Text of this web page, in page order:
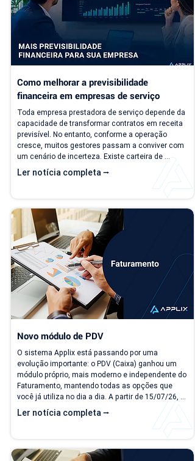
Como melhorar a previsibilidade
financeira em empresas de serviço
Toda empresa prestadora de serviço depende da
capacidade de transformar contratos em receita
previsível. No entanto, conforme a operação
cresce, muitos gestores passam a conviver com
um cenário de incerteza. Existe carteira de
clientes, há contratos ativos e novos negócios
acontecendo, mas responder perguntas simples,
como "quanto a empresa deve faturar no próximo
mês?", torna-se cada vez mais difícil. Essa falta
de previsibilidade financeira afeta decisões
importantes, como investimentos,...
Ler notícia completa ⭢
Novo módulo de PDV
O sistema Applix está passando por uma
evolução importante: o PDV (Caixa) ganhou um
módulo próprio, mais moderno e independente do
Faturamento, mantendo todas as opções que
você já utiliza no dia a dia. A partir de 15/07/26,
as duas versões ficam disponíveis ao mesmo
tempo, para que você possa conhecer, testar e se
acostumar com a nova interface no seu ritmo. O
que muda? Local de acesso Hoje, o PDV funciona
dentro do módulo de Faturamento, na aba "Caixa
Ler notícia completa ⭢